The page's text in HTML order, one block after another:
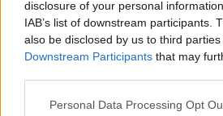
disclosure of your personal
IAB’s list of downstream participants.
also be disclosed by us to third
Downstream Participants that may
Please note that this website/app
Personal Data Processing Opt